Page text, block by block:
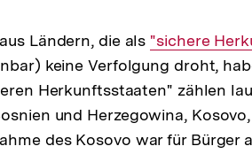
Ländern, die als Interner
Link:
"sichere
keine Verfolgung droht,
Herkunftsstaaten" zählen
und Herzegowina,
des Kosovo war für